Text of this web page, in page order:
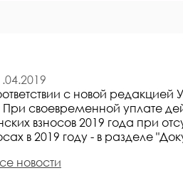
с новой редакцией
При своевременной уплате
взносов 2019 года при
в 2019 году - в разделе
новости